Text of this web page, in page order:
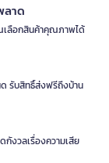
ลาด
เลือกสินค้าคุณภาพได้
รับสิทธิ์ส่งฟรีถึงบ้าน
งวลเรื่องความเสีย